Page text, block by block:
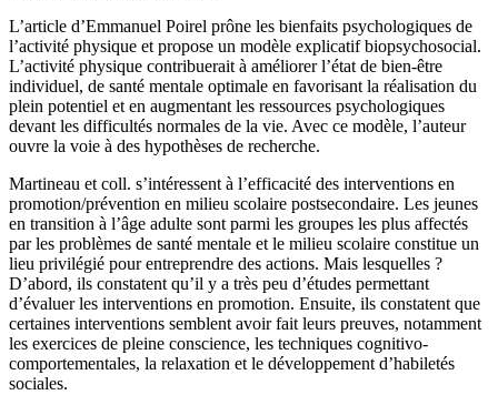
L’article d’Emmanuel Poirel prône les bienfaits psychologiques de
l’activité physique et propose un modèle explicatif biopsychosocial.
L’activité physique contribuerait à améliorer l’état de bien-être
individuel, de santé mentale optimale en favorisant la réalisation du
plein potentiel et en augmentant les ressources psychologiques
devant les difficultés normales de la vie. Avec ce modèle, l’auteur
ouvre la voie à des hypothèses de recherche.
Martineau et coll. s’intéressent à l’efficacité des interventions en
promotion/prévention en milieu scolaire postsecondaire. Les jeunes
en transition à l’âge adulte sont parmi les groupes les plus affectés
par les problèmes de santé mentale et le milieu scolaire constitue un
lieu privilégié pour entreprendre des actions. Mais lesquelles ?
D’abord, ils constatent qu’il y a très peu d’études permettant
d’évaluer les interventions en promotion. Ensuite, ils constatent que
certaines interventions semblent avoir fait leurs preuves, notamment
les exercices de pleine conscience, les techniques cognitivo-
comportementales, la relaxation et le développement d’habiletés
sociales.